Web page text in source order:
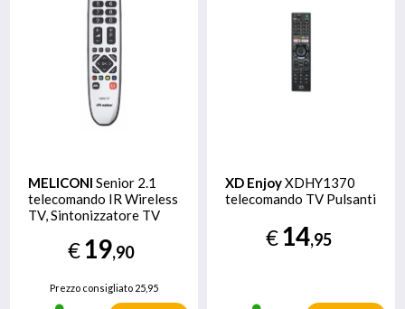
MELICONI Senior 2.1
telecomando IR Wireless
TV, Sintonizzatore TV
€19,90
Prezzo consigliato25,95
XD EnjoyXDHY1370
telecomando TV Pulsanti
€14,95